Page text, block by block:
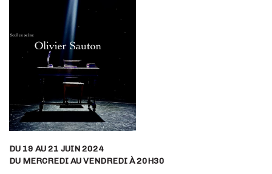
DU 19 AU 21 JUIN 2024
DU MERCREDI AU VENDREDI À 20H30